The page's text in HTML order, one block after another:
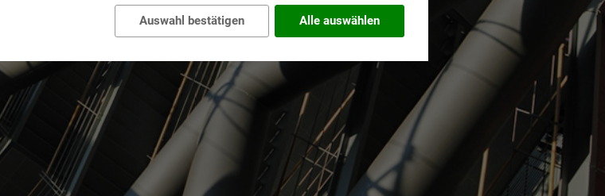
Auswahl bestätigen Alle auswählen